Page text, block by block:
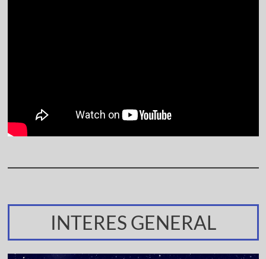
INTERES GENERAL